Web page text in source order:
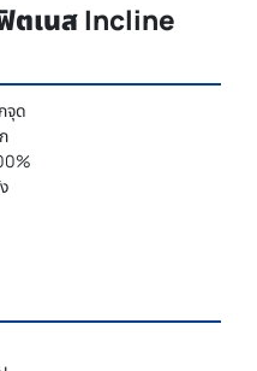
ตเนส Incline
จุด